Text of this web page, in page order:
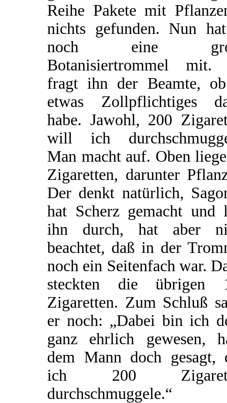
Reihe Pakete mit
nichts gefunden. Nun
noch eine
Botanisiertrommel mit.
fragt ihn der Beamte,
etwas Zollpflichtiges
habe. Jawohl, 200
will ich
Man macht auf. Oben
Zigaretten, darunter
Der denkt natürlich,
hat Scherz gemacht und
ihn durch, hat aber
beachtet, daß in der
noch ein Seitenfach war.
steckten die übrigen
Zigaretten. Zum Schluß
er noch: „Dabei bin ich
ganz ehrlich gewesen,
dem Mann doch gesagt,
ich 200
durchschmuggele.“